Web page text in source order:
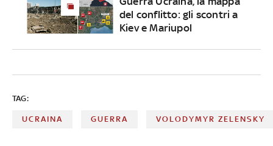
del conflitto: gli scontri a
Kiev e Mariupol
TAG:
UCRAINA GUERRA VOLODYMYR ZELENSKY